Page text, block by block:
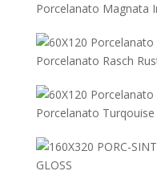
Porcelanato Magnata
Porcelanato Rasch
Porcelanato Turqouise